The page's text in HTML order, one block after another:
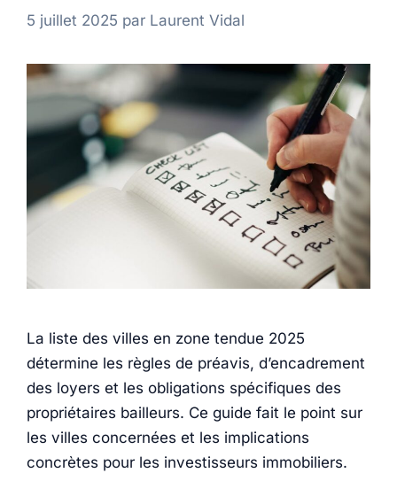
5 juillet 2025 par Laurent Vidal
La liste des villes en zone tendue 2025
détermine les règles de préavis, d’encadrement
des loyers et les obligations spécifiques des
propriétaires bailleurs. Ce guide fait le point sur
les villes concernées et les implications
concrètes pour les investisseurs immobiliers.